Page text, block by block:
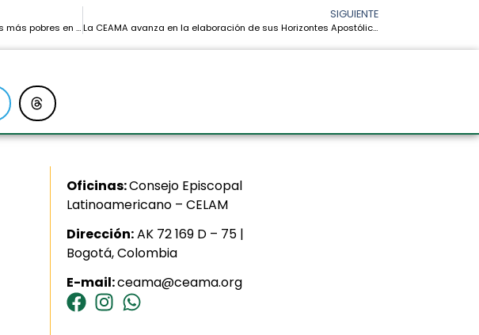
Dilexi Te: un llamado renovado al cuidado de los más pobres en la Amazonía – Cardenal Pedro Barreto
SIGUIENTE
La CEAMA avanza en la elaboración de sus Horizontes Apostólicos Sinodales
Oficinas:Consejo Episcopal
Latinoamericano – CELAM
Dirección:AK 72 169 D – 75 |
Bogotá, Colombia
E-mail:ceama@ceama.org